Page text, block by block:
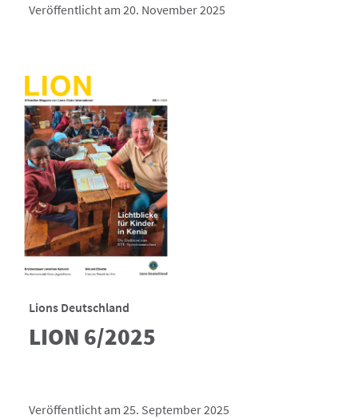
Veröffentlicht am 20. November 2025
Lions Deutschland
LION 6/2025
Veröffentlicht am 25. September 2025